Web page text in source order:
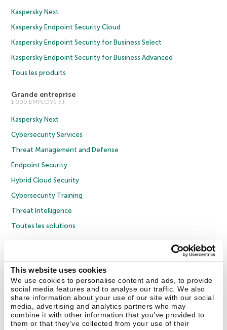
This website uses cookies
We use cookies to personalise content and ads, to provide
social media features and to analyse our traffic. We also
share information about your use of our site with our social
media, advertising and analytics partners who may
combine it with other information that you’ve provided to
them or that they’ve collected from your use of their
Kaspersky Next
Kaspersky Endpoint Security Cloud
Kaspersky Endpoint Security for Business Select
Kaspersky Endpoint Security for Business Advanced
Tous les produits
Grande entreprise
1 000 EMPLOYS ET
Kaspersky Next
Cybersecurity Services
Threat Management and Defense
Endpoint Security
Hybrid Cloud Security
Cybersecurity Training
Threat Intelligence
Toutes les solutions
Politique de confidentialité
Contrat de licence entreprises
Cookies
Nous contacter À propos Partenaires Blog Communiqués de presse
Securelist Eugene Personal Blog Encyclopédie de Kaspersky